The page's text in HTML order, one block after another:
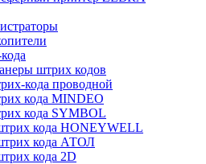
штрих кодов
кода проводной
кода MINDEO
кода SYMBOL
кода HONEYWELL
кода АТОЛ
кода 2D